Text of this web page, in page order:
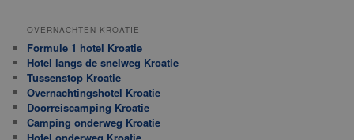
OVERNACHTEN KROATIE
Formule 1 hotel Kroatie
Hotel langs de snelweg Kroatie
Tussenstop Kroatie
Overnachtingshotel Kroatie
Doorreiscamping Kroatie
Camping onderweg Kroatie